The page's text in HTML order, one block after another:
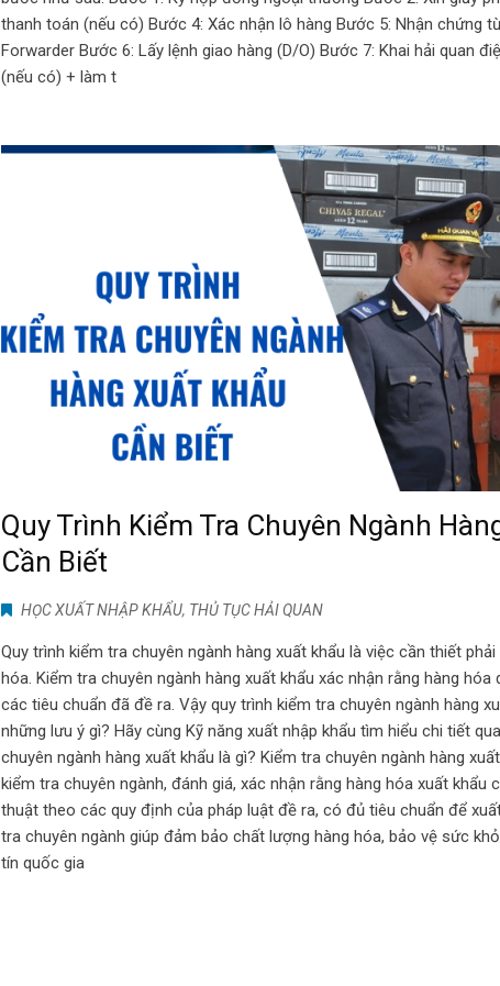
thanh toán (nếu có) Bước 4: Xác nhận lô hàng Bước 5: Nhận chứng
Forwarder Bước 6: Lấy lệnh giao hàng (D/O) Bước 7: Khai hải quan
(nếu có) + làm t
Quy Trình Kiểm Tra Chuyên Ngành
Cần Biết
HỌC XUẤT NHẬP KHẨU, THỦ TỤC HẢI QUAN
Quy trình kiểm tra chuyên ngành hàng xuất khẩu là việc cần thiết
hóa. Kiểm tra chuyên ngành hàng xuất khẩu xác nhận rằng hàng
các tiêu chuẩn đã đề ra. Vậy quy trình kiểm tra chuyên ngành hàng
những lưu ý gì? Hãy cùng Kỹ năng xuất nhập khẩu tìm hiểu chi tiết
chuyên ngành hàng xuất khẩu là gì? Kiểm tra chuyên ngành hàng
kiểm tra chuyên ngành, đánh giá, xác nhận rằng hàng hóa xuất khẩu
thuật theo các quy định của pháp luật đề ra, có đủ tiêu chuẩn để
tra chuyên ngành giúp đảm bảo chất lượng hàng hóa, bảo vệ sức
tín quốc gia